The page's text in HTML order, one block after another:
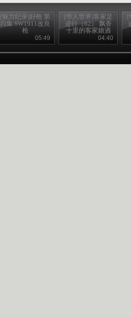
[魅力纪录]好枪 第
四集 SW1911改良
枪
05:49
[华人世界]客家足
迹行（62） 飘香
十里的客家娘酒
2013062504:40
[